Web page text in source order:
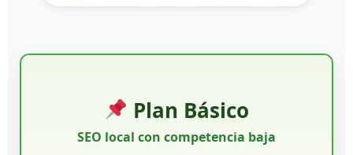
Plan Básico
SEO local con competencia baja